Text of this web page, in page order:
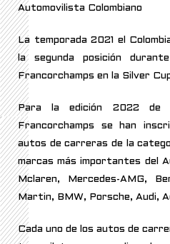
Automovilista Colombiano
La temporada 2021 el
la segunda posición
Francorchamps en la Silver
Para la edición 2022
Francorchamps se han
autos de carreras de la
marcas más importantes del
Mclaren, Mercedes-AMG,
Martin, BMW, Porsche, Audi,
Cada uno de los autos de